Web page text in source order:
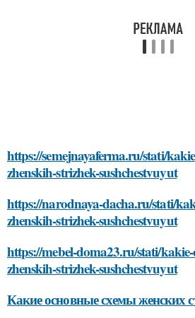
https://semejnayaferma.ru/stati/
zhenskih-strizhek-sushchestvuyut
https://narodnaya-dacha.ru/stati/
zhenskih-strizhek-sushchestvuyut
https://mebel-doma23.ru/stati/kakie-
zhenskih-strizhek-sushchestvuyut
Какие основные схемы женских